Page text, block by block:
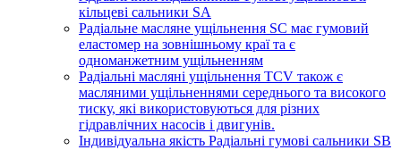
кільцеві сальники SA
Радіальне масляне ущільнення SC має гумовий
еластомер на зовнішньому краї та є
одноманжетним ущільненням
Радіальні масляні ущільнення TCV також є
масляними ущільненнями середнього та високого
тиску, які використовуються для різних
гідравлічних насосів і двигунів.
Індивідуальна якість Радіальні гумові сальники SB